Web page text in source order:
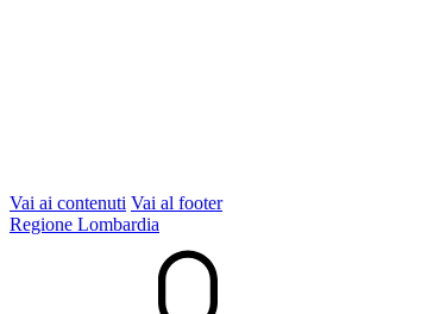
Vai ai contenuti Vai al footer
Regione Lombardia